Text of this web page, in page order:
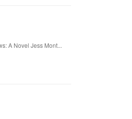
A Novel Jess Mont...